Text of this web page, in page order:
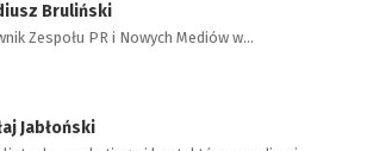
Bruliński
Zespołu PR i Nowych Mediów w…
Jabłoński